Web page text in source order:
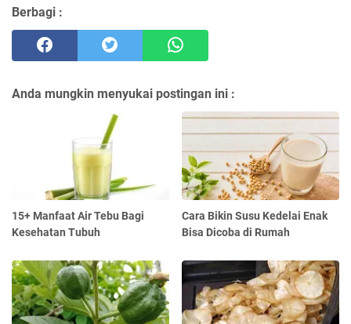
Berbagi :
Anda mungkin menyukai postingan ini :
15+ Manfaat Air Tebu Bagi
Kesehatan Tubuh
Cara Bikin Susu Kedelai Enak
Bisa Dicoba di Rumah